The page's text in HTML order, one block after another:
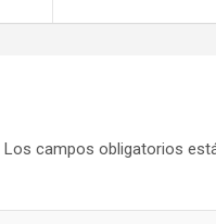
Los campos obligatorios